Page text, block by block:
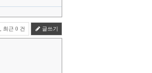
총 게시물 8건, 최근 0 건 글쓰기